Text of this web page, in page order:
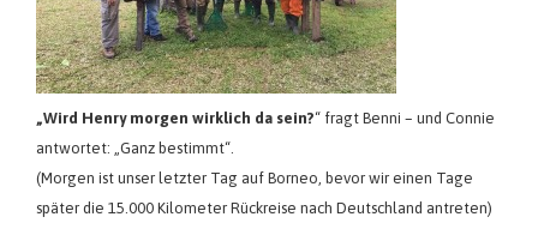
„Wird Henry morgen wirklich da sein?“ fragt Benni – und Connie
antwortet: „Ganz bestimmt“.
(Morgen ist unser letzter Tag auf Borneo, bevor wir einen Tage
später die 15.000 Kilometer Rückreise nach Deutschland antreten)